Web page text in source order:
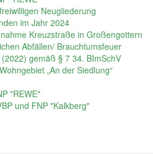
Neugliederung
im Jahr 2024
Kreuzstraße in Großengottern
Abfällen/ Brauchtumsfeuer
gemäß § 7 34. BImSchV
„An der Siedlung“
"REWE"
und FNP "Kalkberg"